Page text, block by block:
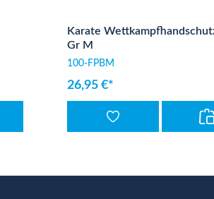
Karate
Gr M
100-FPBM
26,95 €*